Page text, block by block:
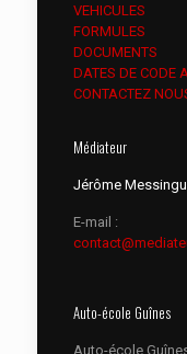
VEHICULES
FORMULES
DOCUMENTS
DATES DE CODE
CONTACTEZ
Médiateur
Jérôme
E-mail :
Auto-école Guînes
Auto-école